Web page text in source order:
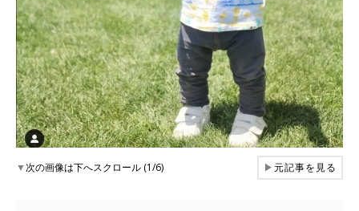
▼次の画像は下へスクロール (1/6) ▶元記事を見る